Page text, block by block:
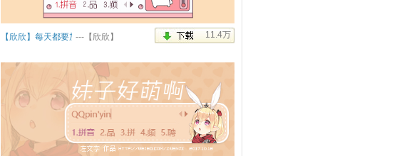
【欣欣】每天都要加油鸭---【欣欣】